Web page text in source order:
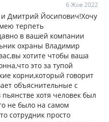
6 Жов 2022
Дмитрий Йосипович!Хочу
терпеть
в вашей компании
охраны Владимир
хотите чтобы ваша
это за тупой
корни,который говорит
объяснительные с
хотя человек был
не было на самом
сотрудник просто